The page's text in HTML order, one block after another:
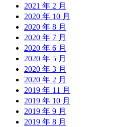
2021 年 2 月
2020 年 10 月
2020 年 8 月
2020 年 7 月
2020 年 6 月
2020 年 5 月
2020 年 3 月
2020 年 2 月
2019 年 11 月
2019 年 10 月
2019 年 9 月
2019 年 8 月